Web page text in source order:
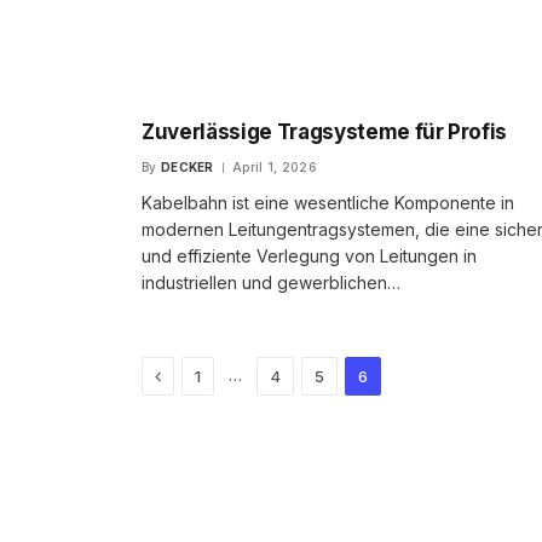
Zuverlässige Tragsysteme für Profis
By DECKER April 1, 2026
Kabelbahn ist eine wesentliche Komponente in
modernen Leitungentragsystemen, die eine
und effiziente Verlegung von Leitungen in
industriellen und gewerblichen…
Previous
1 … 4 5 6